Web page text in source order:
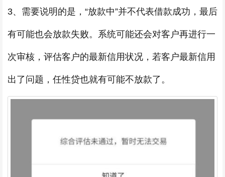
3、需要说明的是，“放款中”并不代表借款成功，最后
有可能也会放款失败。系统可能还会对客户再进行一
次审核，评估客户的最新信用状况，若客户最新信用
出了问题，任性贷也就有可能不放款了。